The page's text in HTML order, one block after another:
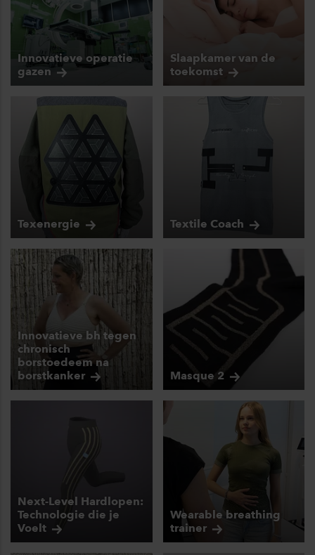
Innovatieve operatie
gazen
Slaapkamer van de
toekomst
Texenergie Textile Coach
Innovatieve bh tegen
chronisch
borstoedeem na
borstkanker
Masque 2
Next-Level Hardlopen:
Technologie die je
Voelt
Wearable breathing
trainer